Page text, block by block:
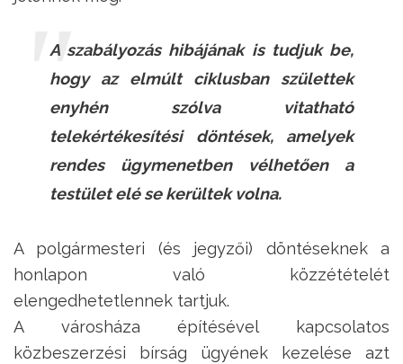
A szabályozás hibájának is tudjuk be,
hogy az elmúlt ciklusban születtek
enyhén szólva vitatható
telekértékesítési döntések, amelyek
rendes ügymenetben vélhetően a
testület elé se kerültek volna.
A polgármesteri (és jegyzői) döntéseknek a
honlapon való közzétételét
elengedhetetlennek tartjuk.
A városháza építésével kapcsolatos
közbeszerzési bírság ügyének kezelése azt